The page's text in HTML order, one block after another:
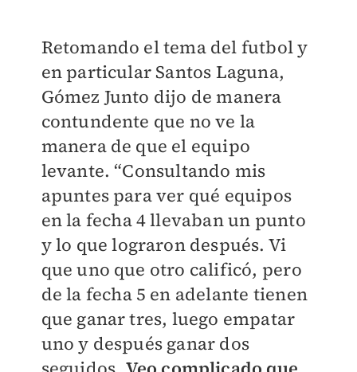
Retomando el tema del futbol y
en particular Santos Laguna,
Gómez Junto dijo de manera
contundente que no ve la
manera de que el equipo
levante. “Consultando mis
apuntes para ver qué equipos
en la fecha 4 llevaban un punto
y lo que lograron después. Vi
que uno que otro calificó, pero
de la fecha 5 en adelante tienen
que ganar tres, luego empatar
uno y después ganar dos